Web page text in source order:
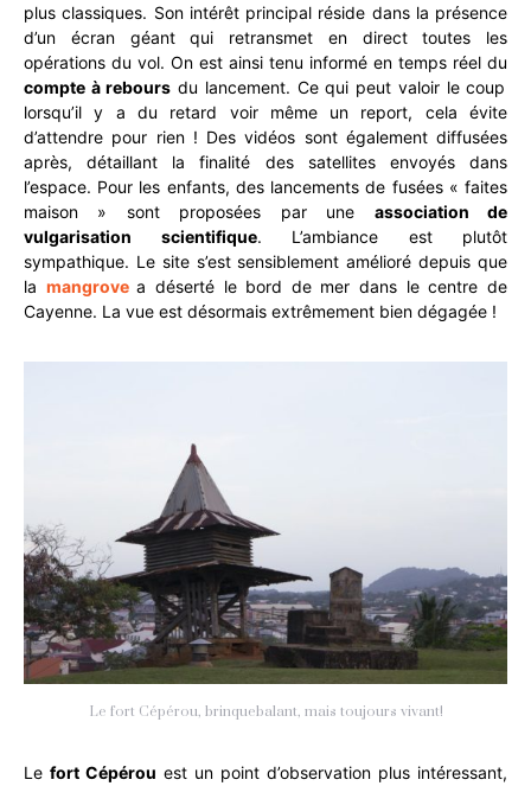
plus classiques. Son intérêt principal réside dans la présence
d’un écran géant qui retransmet en direct toutes les
opérations du vol. On est ainsi tenu informé en temps réel du
compte à rebours du lancement. Ce qui peut valoir le coup
lorsqu’il y a du retard voir même un report, cela évite
d’attendre pour rien ! Des vidéos sont également diffusées
après, détaillant la finalité des satellites envoyés dans
l’espace. Pour les enfants, des lancements de fusées « faites
maison » sont proposées par une association de
vulgarisation scientifique. L’ambiance est plutôt
sympathique. Le site s’est sensiblement amélioré depuis que
la mangrove a déserté le bord de mer dans le centre de
Cayenne. La vue est désormais extrêmement bien dégagée !
Le fort Cépérou, brinquebalant, mais toujours vivant!
Le fort Cépérou est un point d’observation plus intéressant,